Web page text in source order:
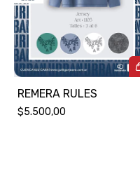
REMERA RULES
$5.500,00